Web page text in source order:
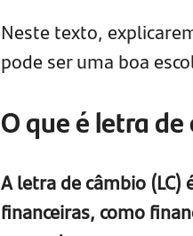
Neste texto,
pode ser uma boa
O que é letra
A letra de câmbio (LC)
financeiras, como